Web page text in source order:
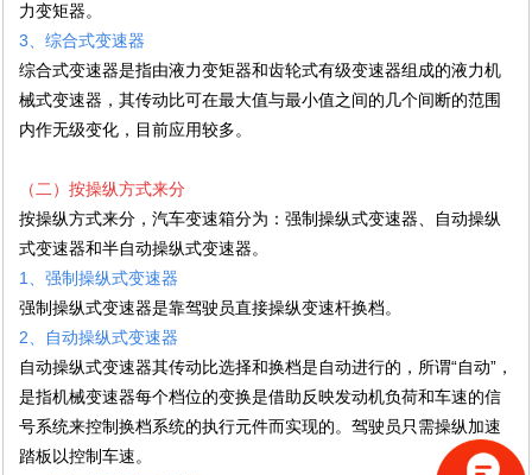
力变矩器。
3、综合式变速器
综合式变速器是指由液力变矩器和齿轮式有级变速器组成的液力机
械式变速器，其传动比可在最大值与最小值之间的几个间断的范围
内作无级变化，目前应用较多。
（二）按操纵方式来分
按操纵方式来分，汽车变速箱分为：强制操纵式变速器、自动操纵
式变速器和半自动操纵式变速器。
1、强制操纵式变速器
强制操纵式变速器是靠驾驶员直接操纵变速杆换档。
2、自动操纵式变速器
自动操纵式变速器其传动比选择和换档是自动进行的，所谓“自动”，
是指机械变速器每个档位的变换是借助反映发动机负荷和车速的信
号系统来控制换档系统的执行元件而实现的。驾驶员只需操纵加速
踏板以控制车速。